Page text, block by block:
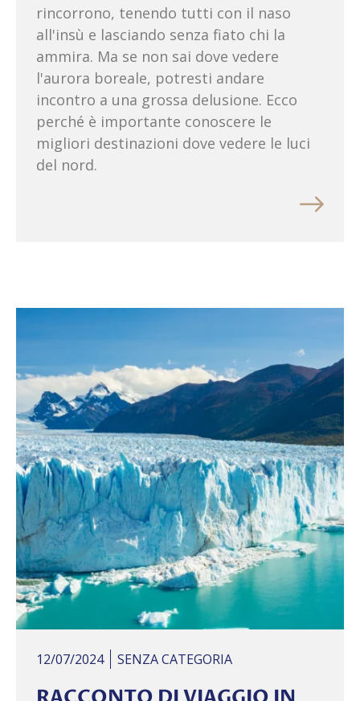
rincorrono, tenendo tutti con il naso
all'insù e lasciando senza fiato chi la
ammira. Ma se non sai dove vedere
l'aurora boreale, potresti andare
incontro a una grossa delusione. Ecco
perché è importante conoscere le
migliori destinazioni dove vedere le luci
del nord.
12/07/2024 SENZA CATEGORIA